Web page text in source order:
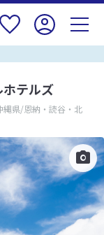
テルズ
縄県/恩納・読谷・北